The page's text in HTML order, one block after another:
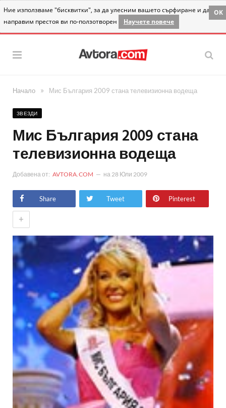
Ние използваме "бисквитки", за да улесним вашето сърфиране и да
направим престоя ви по-ползотворен
Научете повече
OK
Начало » Мис България 2009 стана телевизионна водеща
ЗВЕЗДИ
Мис България 2009 стана
телевизионна водеща
Добавена от: AVTORA.COM на 28 Юли 2009
Share Tweet Pinterest
+